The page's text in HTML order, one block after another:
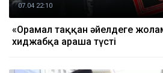
07.04 22:10
«Орамал таққан әйелдеге
хиджабқа араша түсті